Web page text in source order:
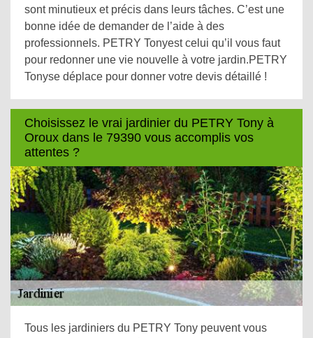
sont minutieux et précis dans leurs tâches. C’est une
bonne idée de demander de l’aide à des
professionnels. PETRY Tonyest celui qu’il vous faut
pour redonner une vie nouvelle à votre jardin.PETRY
Tonyse déplace pour donner votre devis détaillé !
Choisissez le vrai jardinier du PETRY Tony à
Oroux dans le 79390 vous accomplis vos
attentes ?
Tous les jardiniers du PETRY Tony peuvent vous